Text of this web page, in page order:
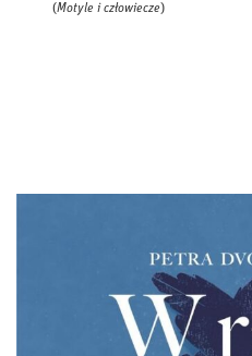
(Motyle i człowiecze)